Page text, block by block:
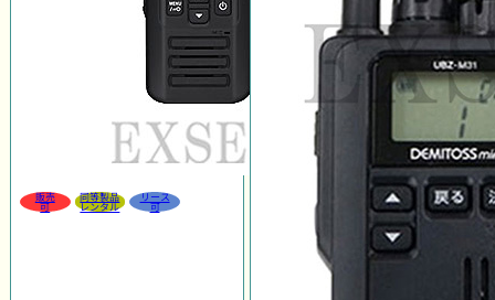
販売
可
同等製品
レンタル
リース
可